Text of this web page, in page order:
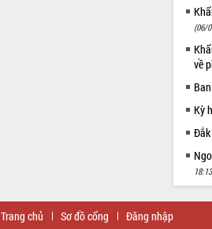
Hội thảo khoa học “Giải pháp thúc đẩy
phát triển nền kinh tế xanh tại tỉnh
(06/
về
Kỳ
Trang chủ Sơ đồ cổng Đăng nhập